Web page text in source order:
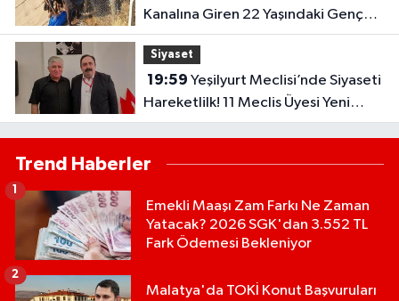
Kanalına Giren 22 Yaşındaki Genç
Hayatını Kaybetti!
Siyaset
19:59
Hareketlilk! 11 Meclis Üyesi Yeni
Parti’ye Katıldı..
Trend Haberler
Emekli Maaşı Zam Farkı Ne Zaman
Yatacak? 2026 SGK'dan 3.552 TL
Fark Ödemesi Bekleniyor
1
Malatya'da TOKİ Konut Başvuruları
2